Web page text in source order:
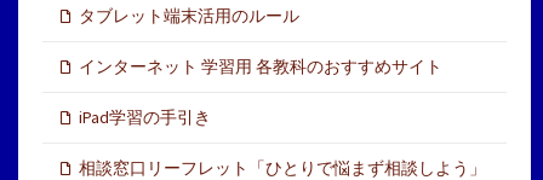
タブレット端末活用のルール
インターネット 学習用 各教科のおすすめサイト
iPad学習の手引き
相談窓口リーフレット「ひとりで悩まず相談しよう」